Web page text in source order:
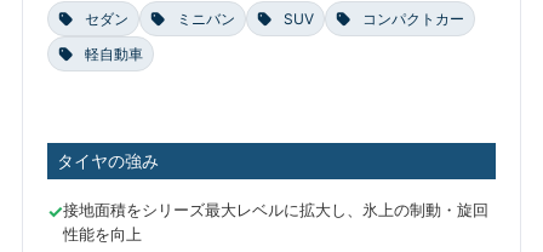
セダン ミニバン SUV
コンパクトカー
軽自動車
タイヤの強み
接地面積をシリーズ最大レベルに拡大し、氷上の制動・旋回
性能を向上